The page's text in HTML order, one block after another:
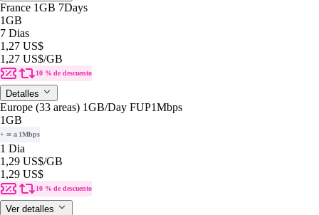
France 1GB 7Days
1GB
7 Dias
1,27 US$
1,27 US$/GB
10 % de descuento
Detalles
Europe (33 areas) 1GB/Day FUP1Mbps
1GB
+ ∞ a 1Mbps
1 Dia
1,29 US$/GB
1,29 US$
10 % de descuento
Ver detalles